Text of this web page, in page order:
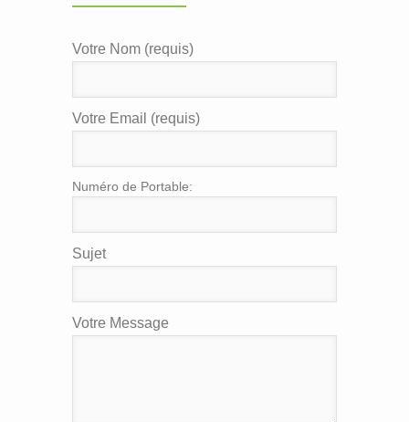
Votre Nom (requis)
Votre Email (requis)
Numéro de Portable:
Sujet
Votre Message